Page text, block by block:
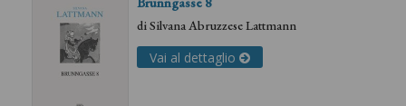
diSilvana Abruzzese Lattmann
Vai al dettaglio